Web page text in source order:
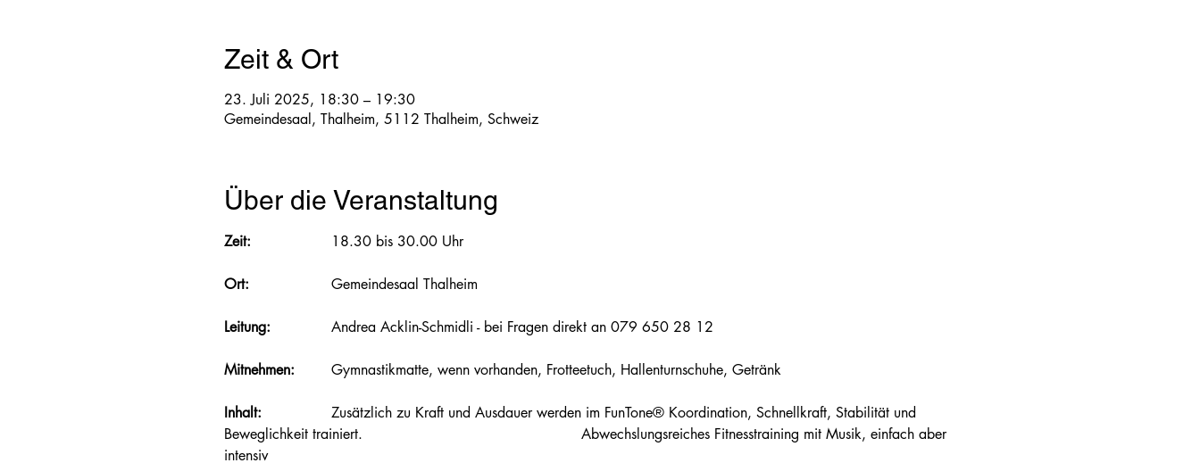
Zeit & Ort
23. Juli 2025, 18:30 – 19:30
Gemeindesaal, Thalheim, 5112 Thalheim, Schweiz
Über die Veranstaltung
18.30 bis 30.00 Uhr
Gemeindesaal Thalheim
Andrea Acklin-Schmidli - bei Fragen direkt an 079 650 28 12
Mitnehmen: Gymnastikmatte, wenn vorhanden, Frotteetuch, Hallenturnschuhe, Getränk
Zusätzlich zu Kraft und Ausdauer werden im FunTone® Koordination, Schnellkraft, Stabilität und
Beweglichkeit trainiert. 						Abwechslungsreiches Fitnesstraining mit Musik, einfach aber
intensiv